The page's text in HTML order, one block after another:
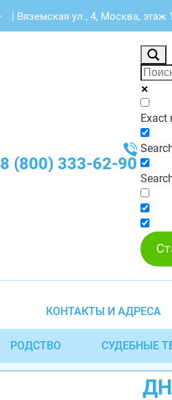
| Вяземская ул., 4, Москва, этаж 1
8 (800) 333-62-90
Exact
КОНТАКТЫ И АДРЕСА
РОДСТВО СУДЕБНЫЕ